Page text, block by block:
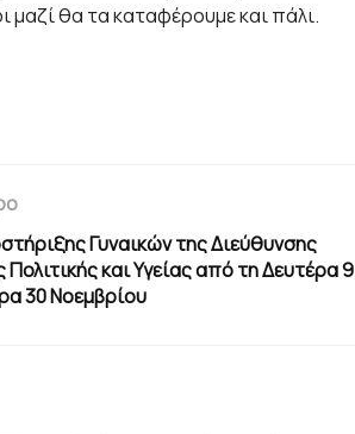
μαζί θα τα καταφέρουμε και πάλι.
Γυναικών της Διεύθυνσης
Πολιτικής και Υγείας από τη Δευτέρα 9
30 Νοεμβρίου